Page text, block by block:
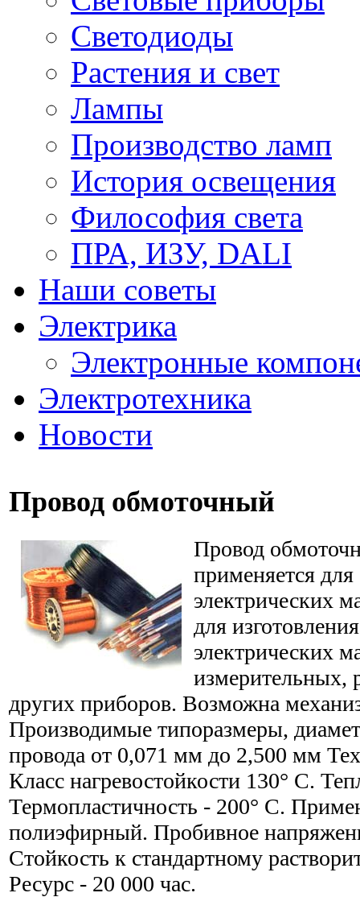
Светодиоды
Растения и свет
Лампы
Производство ламп
История освещения
Философия света
ПРА, ИЗУ, DALI
Наши советы
Электрика
Электронные
Электротехника
Новости
Провод обмоточный
Провод
применяется
электрических
для
электрических
измерительных,
других приборов. Возможна
Производимые типоразмеры,
провода от 0,071 мм до 2,500 мм
Класс нагревостойкости 130° С.
Термопластичность - 200° С.
полиэфирный. Пробивное
Стойкость к стандартному
Ресурс - 20 000 час.